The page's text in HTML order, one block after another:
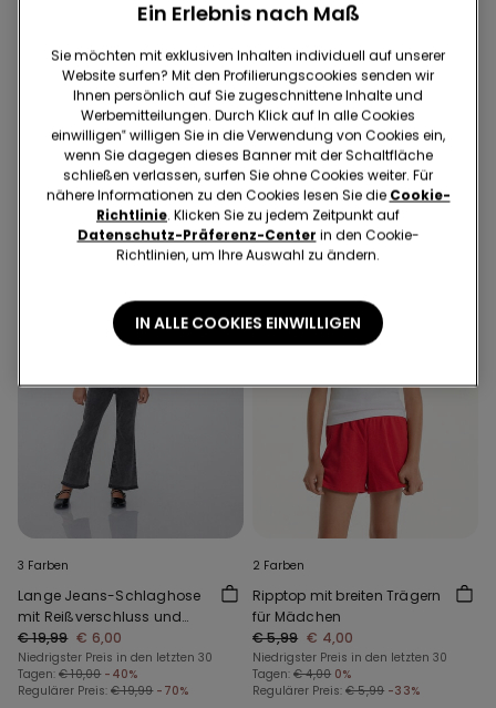
Ausgefranste Denimshorts
€ 15,99 € 6,00
Niedrigster Preis in den letzten 30
€ 10,00 -40%
Regulärer Preis:€ 15,99 -62%
Unisex-Jacke mit
Reißverschluss und Kapuze
aus Funktionsgewebe für
Kinder
€ 22,99 € 9,00
Niedrigster Preis in den letzten 30
Tagen:€ 14,00 -36%
Regulärer Preis: € 22,99 -61%
3 Farben
Lange Jeans-Schlaghose
mit Reißverschluss und
Knopf
€ 19,99 € 6,00
Niedrigster Preis in den letzten 30
Tagen: € 10,00 -40%
Regulärer Preis: € 19,99 -70%
2 Farben
Ripptop mit breiten Trägern
für Mädchen
€ 5,99 € 4,00
Niedrigster Preis in den letzten 30
Tagen: € 4,00 0%
Regulärer Preis: € 5,99 -33%
Ein Erlebnis nach Maß
Sie möchten mit exklusiven Inhalten individuell auf unserer
Website surfen? Mit den Profilierungscookies senden wir
Ihnen persönlich auf Sie zugeschnittene Inhalte und
Werbemitteilungen. Durch Klick auf In alle Cookies
einwilligen‟ willigen Sie in die Verwendung von Cookies ein,
wenn Sie dagegen dieses Banner mit der Schaltfläche
schließen verlassen, surfen Sie ohne Cookies weiter. Für
nähere Informationen zu den Cookies lesen Sie die Cookie-
Richtlinie. Klicken Sie zu jedem Zeitpunkt auf
Datenschutz-Präferenz-Center in den Cookie-
Richtlinien, um Ihre Auswahl zu ändern.
IN ALLE COOKIES EINWILLIGEN